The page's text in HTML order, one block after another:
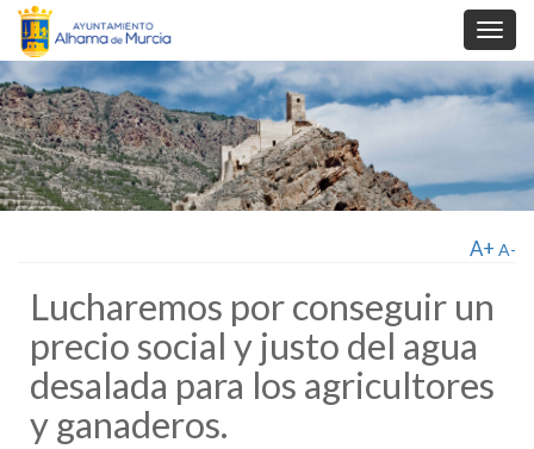
A+ A-
Lucharemos por conseguir un
precio social y justo del agua
desalada para los agricultores
y ganaderos.